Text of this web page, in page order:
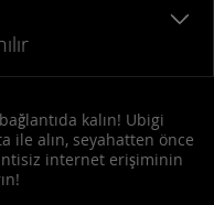
kalın! Ubigi
ile alın, seyahatten önce
internet erişiminin